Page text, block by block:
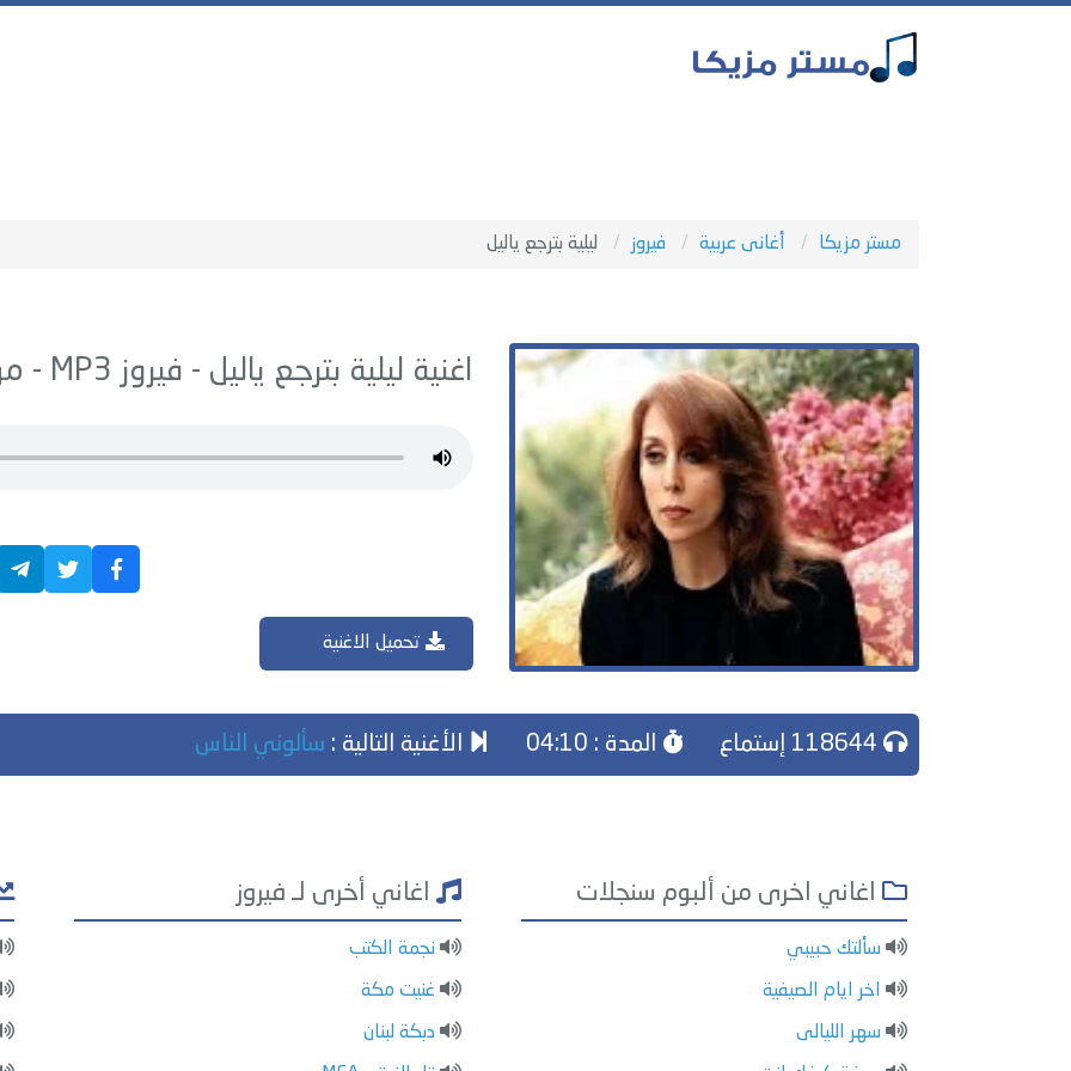
مستر مزيكا أغانى عربية فيروز ليلية بترجع ياليل
اغنية ليلية بترجع ياليل - فيروز
تحميل الاغنية
المدة : 04:10 الأغنية التالية : سألوني الناس
اغاني اخرى من ألبوم سنجلات
سألتك حبيبي
اخر ايام الصيفية
سهر الليالى
اغاني أخرى لـ فيروز
نجمة الكتب
غنيت مكة
دبكة لبنان